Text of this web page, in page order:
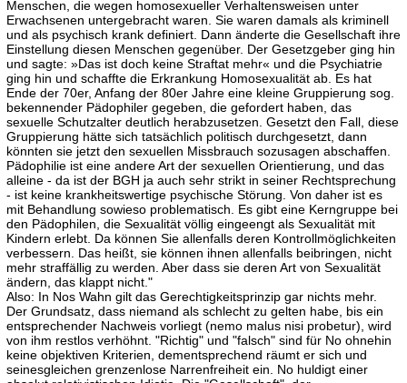
Menschen, die wegen homosexueller Verhaltensweisen unter
Erwachsenen untergebracht waren. Sie waren damals als kriminell
und als psychisch krank definiert. Dann änderte die Gesellschaft ihre
Einstellung diesen Menschen gegenüber. Der Gesetzgeber ging hin
und sagte: »Das ist doch keine Straftat mehr« und die Psychiatrie
ging hin und schaffte die Erkrankung Homosexualität ab. Es hat
Ende der 70er, Anfang der 80er Jahre eine kleine Gruppierung sog.
bekennender Pädophiler gegeben, die gefordert haben, das
sexuelle Schutzalter deutlich herabzusetzen. Gesetzt den Fall, diese
Gruppierung hätte sich tatsächlich politisch durchgesetzt, dann
könnten sie jetzt den sexuellen Missbrauch sozusagen abschaffen.
Pädophilie ist eine andere Art der sexuellen Orientierung, und das
alleine - da ist der BGH ja auch sehr strikt in seiner Rechtsprechung
- ist keine krankheitswertige psychische Störung. Von daher ist es
mit Behandlung sowieso problematisch. Es gibt eine Kerngruppe bei
den Pädophilen, die Sexualität völlig eingeengt als Sexualität mit
Kindern erlebt. Da können Sie allenfalls deren Kontrollmöglichkeiten
verbessern. Das heißt, sie können ihnen allenfalls beibringen, nicht
mehr straffällig zu werden. Aber dass sie deren Art von Sexualität
ändern, das klappt nicht."
Also: In Nos Wahn gilt das Gerechtigkeitsprinzip gar nichts mehr.
Der Grundsatz, dass niemand als schlecht zu gelten habe, bis ein
entsprechender Nachweis vorliegt (nemo malus nisi probetur), wird
von ihm restlos verhöhnt. "Richtig" und "falsch" sind für No ohnehin
keine objektiven Kriterien, dementsprechend räumt er sich und
seinesgleichen grenzenlose Narrenfreiheit ein. No huldigt einer